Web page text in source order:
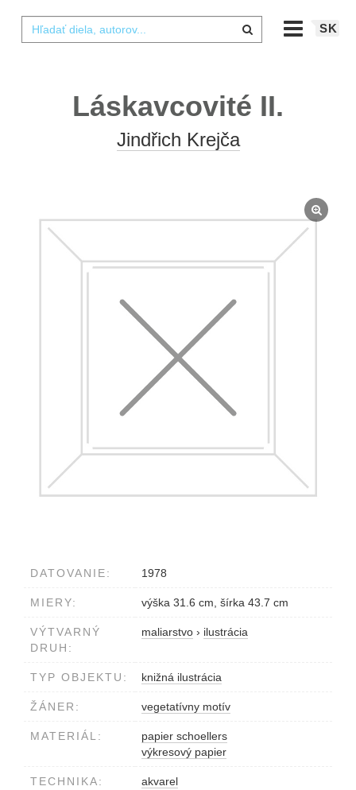
SK
Láskavcovité II.
Jindřich Krejča
DATOVANIE: 1978
MIERY: výška 31.6 cm, šírka 43.7 cm
VÝTVARNÝ
DRUH:
maliarstvo › ilustrácia
TYP OBJEKTU: knižná ilustrácia
ŽÁNER: vegetatívny motív
MATERIÁL:
papier schoellers
výkresový papier
TECHNIKA:
akvarel